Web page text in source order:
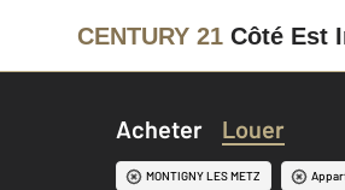
CENTURY 21 Côté Est
Acheter Louer
MONTIGNY LES METZ